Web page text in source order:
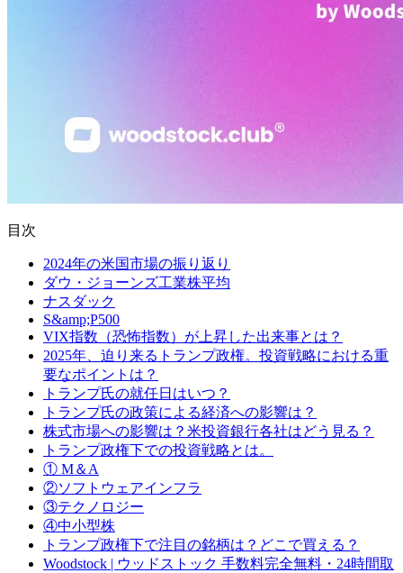
目次
2024年の米国市場の振り返り
ダウ・ジョーンズ工業株平均
ナスダック
S&amp;P500
VIX指数（恐怖指数）が上昇した出来事とは？
2025年、迫り来るトランプ政権。投資戦略における重
要なポイントは？
トランプ氏の就任日はいつ？
トランプ氏の政策による経済への影響は？
株式市場への影響は？米投資銀行各社はどう見る？
トランプ政権下での投資戦略とは。
① M＆A
②ソフトウェアインフラ
③テクノロジー
④中小型株
トランプ政権下で注目の銘柄は？どこで買える？
Woodstock | ウッドストック 手数料完全無料・24時間取